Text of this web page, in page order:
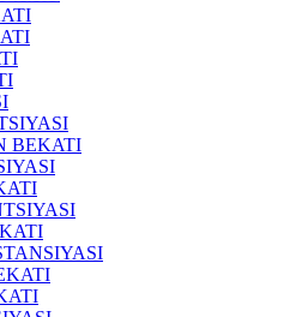
BEKATI